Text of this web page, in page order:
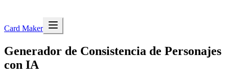
Card Maker
Generador de Consistencia de Personajes
con IA